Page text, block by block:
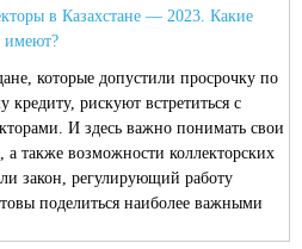
в Казахстане — 2023. Какие
имеют?
которые допустили просрочку по
кредиту, рискуют встретиться с
И здесь важно понимать свои
а также возможности коллекторских
закон, регулирующий работу
поделиться наиболее важными